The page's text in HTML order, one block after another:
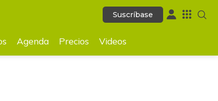
Suscríbase
Suscríbase
Agenda Precios Videos